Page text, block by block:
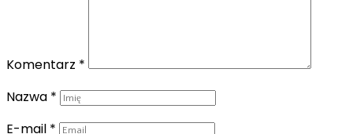
Komentarz *
Nazwa *
E-mail *